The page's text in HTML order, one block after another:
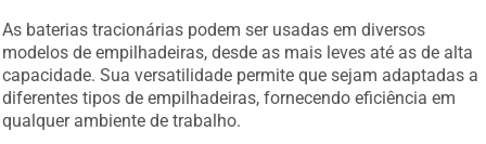
As baterias tracionárias podem ser usadas em diversos
modelos de empilhadeiras, desde as mais leves até as de alta
capacidade. Sua versatilidade permite que sejam adaptadas a
diferentes tipos de empilhadeiras, fornecendo eficiência em
qualquer ambiente de trabalho.